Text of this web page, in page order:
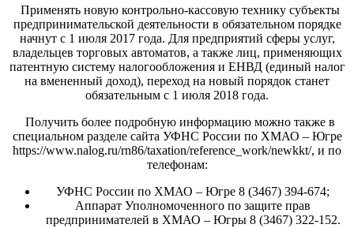
Применять новую контрольно-кассовую технику субъекты
предпринимательской деятельности в обязательном порядке
начнут с 1 июля 2017 года. Для предприятий сферы услуг,
владельцев торговых автоматов, а также лиц, применяющих
патентную систему налогообложения и ЕНВД (единый налог
на вмененный доход), переход на новый порядок станет
обязательным с 1 июля 2018 года.
Получить более подробную информацию можно также в
специальном разделе сайта УФНС России по ХМАО – Югре
https://www.nalog.ru/rn86/taxation/reference_work/newkkt/, и по
телефонам:
УФНС России по ХМАО – Югре 8 (3467) 394-674;
Аппарат Уполномоченного по защите прав
предпринимателей в ХМАО – Югры 8 (3467) 322-152.